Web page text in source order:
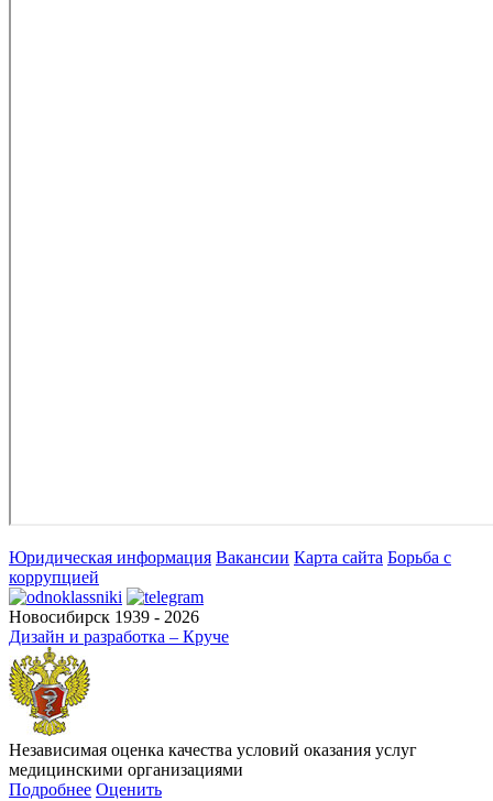
Юридическая информация Вакансии Карта сайта Борьба с
коррупцией
Новосибирск 1939 - 2026
Дизайн и разработка – Круче
Независимая оценка качества условий оказания услуг
медицинскими организациями
Подробнее Оценить